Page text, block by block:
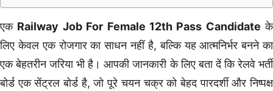
एक Railway Job For Female 12th Pass Candidate के
लिए केवल एक रोजगार का साधन नहीं है, बल्कि यह आत्मनिर्भर बनने का
एक बेहतरीन जरिया भी है। आपकी जानकारी के लिए बता दें कि रेलवे भर्ती
बोर्ड एक सेंट्रल बोर्ड है, जो पूरे चयन चक्र को बेहद पारदर्शी और निष्पक्ष